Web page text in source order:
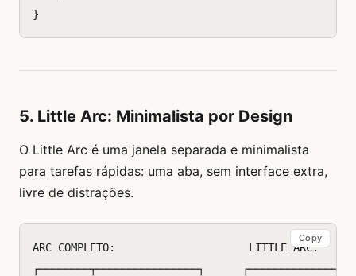
}
5. Little Arc: Minimalista por Design
O Little Arc é uma janela separada e minimalista
para tarefas rápidas: uma aba, sem interface extra,
livre de distrações.
ARC COMPLETO:                     LITTLE ARC:
┌────────┬────────────────┐
Copy